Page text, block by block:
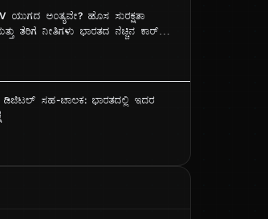
ಯುಗದ ಅಂತ್ಯವೇ? ಹೊಸ ಸುರಕ್ಷತಾ
ತೆರಿಗೆ ನೀತಿಗಳು ಭಾರತದ ನೆಚ್ಚಿನ ಕಾರ್
ಬದಲಾಯಿಸುತ್ತಿವೆ?
ಡಿಜಿಟಲ್ ಸಹ-ಚಾಲಕ: ಭಾರತದಲ್ಲಿ ಇದರ